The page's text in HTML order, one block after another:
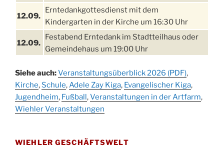
12.09.
Erntedankgottesdienst mit dem
Kindergarten in der Kirche um 16:30 Uhr
12.09.
Festabend Erntedank im Stadtteilhaus oder
Gemeindehaus um 19:00 Uhr
13.09.
Stadtteilhaus um 14:00 Uhr
19.09.
Schlagerabend im Stadtteilhaus
Drabenderhöhe
Siehe auch:Veranstaltungsüberblick 2026 (PDF),
Kirche, Schule,Adele Zay Kiga, Evangelischer Kiga,
Jugendheim, Fußball,Veranstaltungen in der Artfarm,
Wiehler Veranstaltungen
WIEHLER GESCHÄFTSWELT